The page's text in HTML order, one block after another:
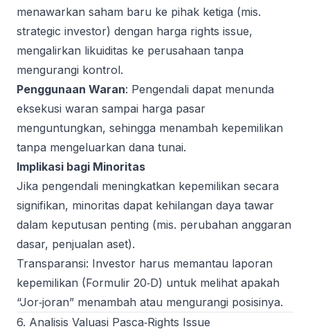
menawarkan saham baru ke pihak ketiga (mis.
strategic investor) dengan harga rights issue,
mengalirkan likuiditas ke perusahaan tanpa
mengurangi kontrol.
Penggunaan Waran: Pengendali dapat menunda
eksekusi waran sampai harga pasar
menguntungkan, sehingga menambah kepemilikan
tanpa mengeluarkan dana tunai.
Implikasi bagi Minoritas
Jika pengendali meningkatkan kepemilikan secara
signifikan, minoritas dapat kehilangan daya tawar
dalam keputusan penting (mis. perubahan anggaran
dasar, penjualan aset).
Transparansi: Investor harus memantau laporan
kepemilikan (Formulir 20‑D) untuk melihat apakah
“Jor‑joran” menambah atau mengurangi posisinya.
6. Analisis Valuasi Pasca‑Rights Issue